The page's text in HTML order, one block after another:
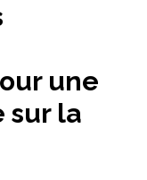
une
sur la